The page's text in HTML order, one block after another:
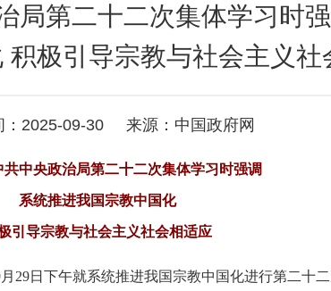
局第二十二次集体学习时
极引导宗教与社会主义社
：2025-09-30 来源：中国政府网
共中央政治局第二十二次集体学习时强调
系统推进我国宗教中国化
引导宗教与社会主义社会相适应
29日下午就系统推进我国宗教中国化进行第二十